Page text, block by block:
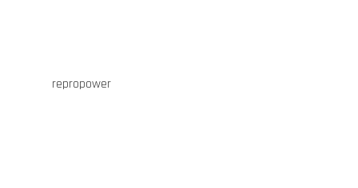
repropower